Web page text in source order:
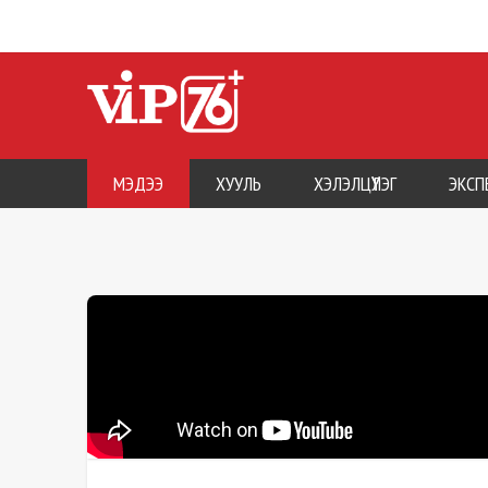
МЭДЭЭ ХУУЛЬ ХЭЛЭЛЦҮҮЛЭГ